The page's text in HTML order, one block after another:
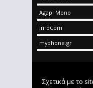
Agapi Mono
InfoCom
myphone.gr
Σχετικά με το